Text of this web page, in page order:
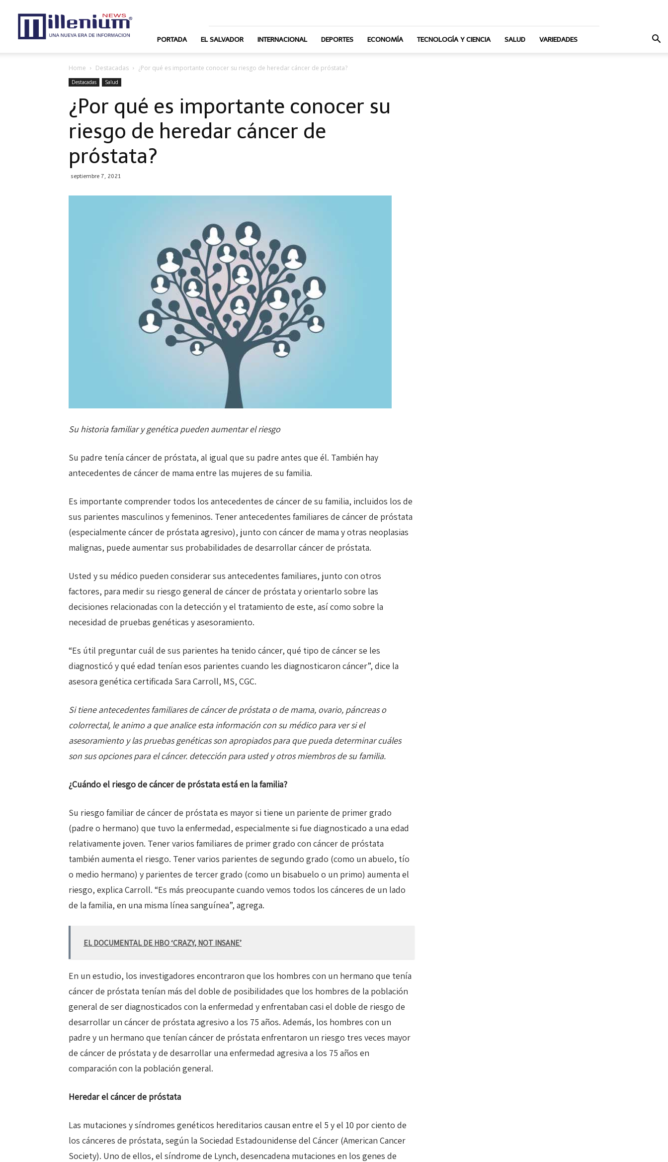
Millenium
PORTADA EL SALVADOR INTERNACIONAL DEPORTES ECONOMÍA TECNOLOGÍA Y CIENCIA SALUD VARIEDADES
Home Destacadas ¿Por qué es importante conocer su riesgo de heredar cáncer de próstata?
Destacadas Salud
¿Por qué es importante conocer su
riesgo de heredar cáncer de
próstata?
septiembre 7, 2021
Su historia familiar y genética pueden aumentar el riesgo
Su padre tenía cáncer de próstata, al igual que su padre antes que él. También hay
antecedentes de cáncer de mama entre las mujeres de su familia.
Es importante comprender todos los antecedentes de cáncer de su familia, incluidos los de
sus parientes masculinos y femeninos. Tener antecedentes familiares de cáncer de próstata
(especialmente cáncer de próstata agresivo), junto con cáncer de mama y otras neoplasias
malignas, puede aumentar sus probabilidades de desarrollar cáncer de próstata.
Usted y su médico pueden considerar sus antecedentes familiares, junto con otros
factores, para medir su riesgo general de cáncer de próstata y orientarlo sobre las
decisiones relacionadas con la detección y el tratamiento de este, así como sobre la
necesidad de pruebas genéticas y asesoramiento.
“Es útil preguntar cuál de sus parientes ha tenido cáncer, qué tipo de cáncer se les
diagnosticó y qué edad tenían esos parientes cuando les diagnosticaron cáncer”, dice la
asesora genética certificada Sara Carroll, MS, CGC.
Si tiene antecedentes familiares de cáncer de próstata o de mama, ovario, páncreas o
colorrectal, le animo a que analice esta información con su médico para ver si el
asesoramiento y las pruebas genéticas son apropiados para que pueda determinar cuáles
son sus opciones para el cáncer. detección para usted y otros miembros de su familia.
¿Cuándo el riesgo de cáncer de próstata está en la familia?
Su riesgo familiar de cáncer de próstata es mayor si tiene un pariente de primer grado
(padre o hermano) que tuvo la enfermedad, especialmente si fue diagnosticado a una edad
relativamente joven. Tener varios familiares de primer grado con cáncer de próstata
también aumenta el riesgo. Tener varios parientes de segundo grado (como un abuelo, tío
o medio hermano) y parientes de tercer grado (como un bisabuelo o un primo) aumenta el
riesgo, explica Carroll. “Es más preocupante cuando vemos todos los cánceres de un lado
de la familia, en una misma línea sanguínea”, agrega.
EL DOCUMENTAL DE HBO ‘CRAZY, NOT INSANE’
En un estudio, los investigadores encontraron que los hombres con un hermano que tenía
cáncer de próstata tenían más del doble de posibilidades que los hombres de la población
general de ser diagnosticados con la enfermedad y enfrentaban casi el doble de riesgo de
desarrollar un cáncer de próstata agresivo a los 75 años. Además, los hombres con un
padre y un hermano que tenían cáncer de próstata enfrentaron un riesgo tres veces mayor
de cáncer de próstata y de desarrollar una enfermedad agresiva a los 75 años en
comparación con la población general.
Heredar el cáncer de próstata
Las mutaciones y síndromes genéticos hereditarios causan entre el 5 y el 10 por ciento de
los cánceres de próstata, según la Sociedad Estadounidense del Cáncer (American Cancer
Society). Uno de ellos, el síndrome de Lynch, desencadena mutaciones en los genes de